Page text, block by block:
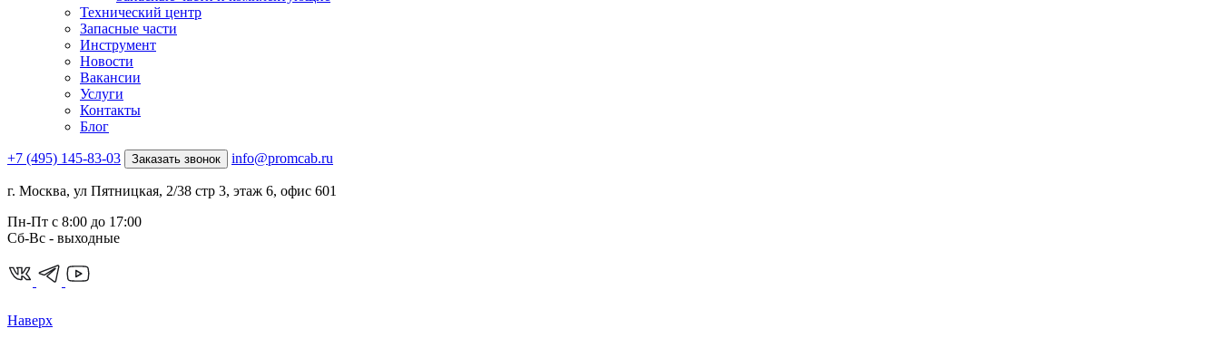
Технический центр
Запасные части
Инструмент
Новости
Вакансии
Услуги
Контакты
Блог
+7 (495) 145-83-03 Заказать звонок info@promcab.ru
г. Москва, ул Пятницкая, 2/38 стр 3, этаж 6, офис 601
Пн-Пт c 8:00 до 17:00
Сб-Вс - выходные
Наверх